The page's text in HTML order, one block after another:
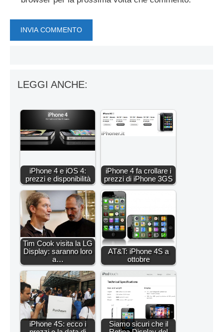
LEGGI ANCHE:
iPhone 4 e iOS 4:
prezzi e disponibilità
iPhone 4 fa crollare i
prezzi di iPhone 3GS
Tim Cook visita la LG
Display: saranno loro
a…
AT&T: iPhone 4S a
ottobre
iPhone 4S: ecco i
Siamo sicuri che il